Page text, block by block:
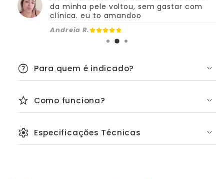
de
Máscara
Facial
Luz
LED:
Skin
7C®
Luz
Skin
7C®
da minha pele voltou, sem gastar com
clínica. eu to amandoo
Andreia R.
help Para quem é indicado?
envelhecer antes da hora
star Como funciona?
settings Especificações Técnicas